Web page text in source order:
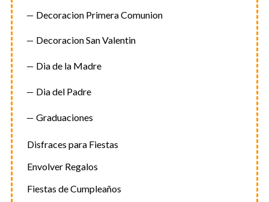
Decoracion Primera Comunion
Decoracion San Valentin
Dia de la Madre
Dia del Padre
Graduaciones
Disfraces para Fiestas
Envolver Regalos
Fiestas de Cumpleaños